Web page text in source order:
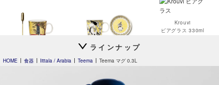
マグ 0.3L 2026
Moomin オペラ
Krouvi
ビアグラス 330ml
ラインナップ
HOME 食器 Iittala / Arabia Teema Teema マグ 0.3L